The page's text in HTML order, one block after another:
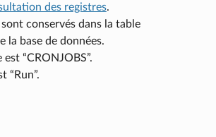
des registres.
conservés dans la table
la base de données.
est “CRONJOBS”.
“Run”.